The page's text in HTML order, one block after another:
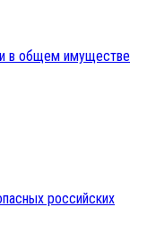
в общем имуществе
российских